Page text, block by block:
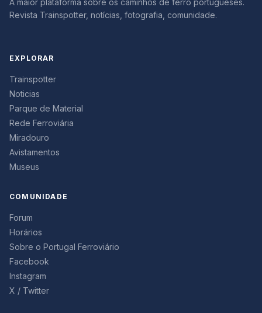
A maior plataforma sobre os caminhos de ferro portugueses.
Revista Trainspotter, notícias, fotografia, comunidade.
EXPLORAR
Trainspotter
Noticias
Parque de Material
Rede Ferroviária
Miradouro
Avistamentos
Museus
COMUNIDADE
Forum
Horários
Sobre o Portugal Ferroviário
Facebook
Instagram
X / Twitter